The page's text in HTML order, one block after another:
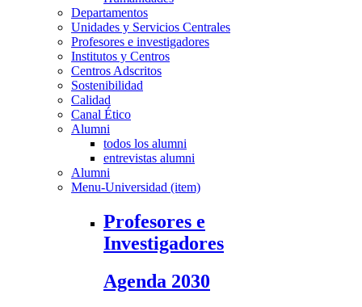
Departamentos
Unidades y Servicios Centrales
Profesores e investigadores
Institutos y Centros
Centros Adscritos
Sostenibilidad
Calidad
Canal Ético
Alumni
todos los alumni
entrevistas alumni
Alumni
Menu-Universidad (item)
Profesores e
Investigadores
Agenda 2030